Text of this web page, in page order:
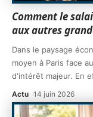
Comment le
aux autres
Dans le paysage
moyen à Paris face
d'intérêt majeur. En
Actu 14 juin 2026